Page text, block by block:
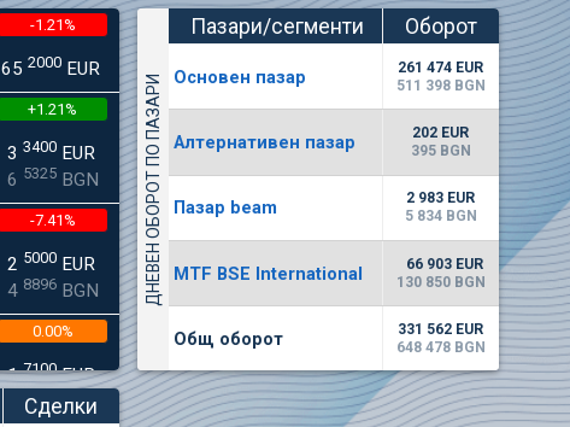
-1.21%
652000 EUR
+1.21%
3 3400EUR
6 5325BGN
-7.41%
2 5000EUR
4 8896BGN
0.00%
17100EUR
3445 BGN
ДНЕВЕН ОБОРОТ ПО ПАЗАРИ
Пазари/сегменти
Оборот
(евро)
Основен пазар
261 474 EUR
511 398 BGN
Алтернативен пазар
202 EUR
395 BGN
Пазар beam
2 983 EUR
5 834 BGN
MTF BSE International
66 903 EUR
130 850 BGN
Общ оборот
331 562 EUR
648 478 BGN
Сделки